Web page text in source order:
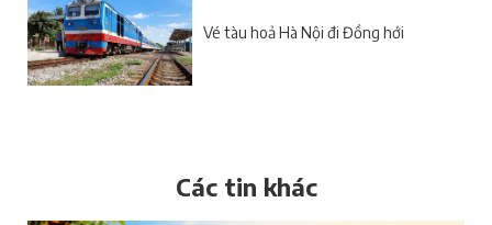
Vé tàu hoả Hà Nội đi Đồng hới
Các tin khác